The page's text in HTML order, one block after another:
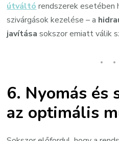
útváltó rendszerek esetében
szivárgások kezelése – a
javítása sokszor emiatt válik
6. Nyomás és
az optimális